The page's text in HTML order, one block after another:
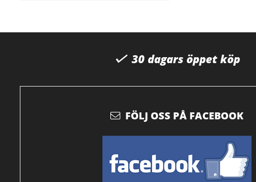
30 dagars öppet köp
FÖLJ OSS PÅ FACEBOOK